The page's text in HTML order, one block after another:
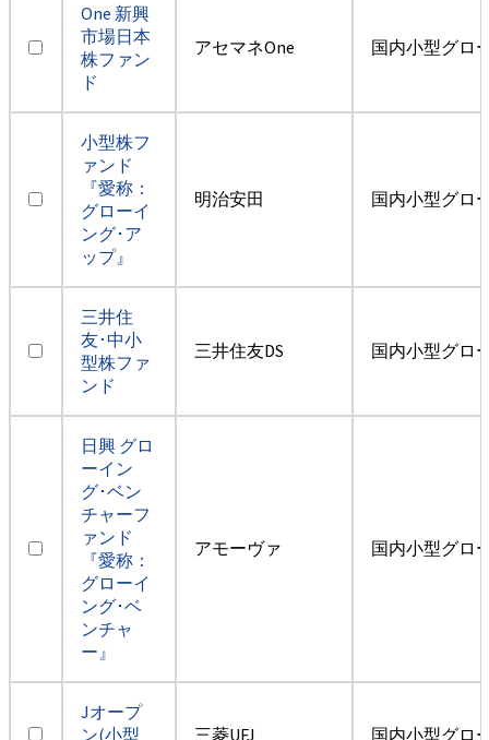
One 新興
市場日本
株ファン
ド
アセマネOne 国内小型グロ
小型株フ
ァンド
『愛称：
グローイ
ング･ア
ップ』
明治安田 国内小型グロ
三井住
友･中小
型株ファ
ンド
三井住友DS 国内小型グロ
日興 グロ
ーイン
グ･ベン
チャーフ
ァンド
『愛称：
グローイ
ング･ベ
ンチャ
ー』
アモーヴァ 国内小型グロ
Jオープ
ン(小型
三菱UFJ 国内小型グロ